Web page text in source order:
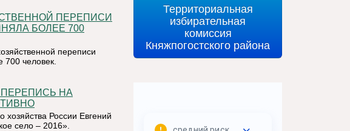
БОЛЕЕ 700
переписи
человек.
хозяйства России Евгений
село – 2016».
Территориальная
избирательная
комиссия
Княжпогостского района